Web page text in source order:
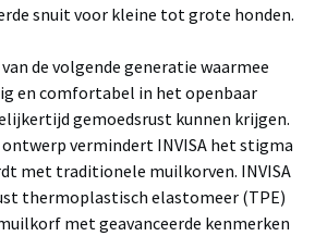
snuit voor kleine tot grote honden.
de volgende generatie waarmee
en comfortabel in het openbaar
gemoedsrust kunnen krijgen.
vermindert INVISA het stigma
met traditionele muilkorven. INVISA
thermoplastisch elastomeer (TPE)
met geavanceerde kenmerken